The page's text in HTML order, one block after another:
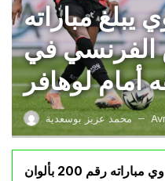
يبلغ مباراته
نيس الفرنسي في
أمام لوهافر
محمد عزيز بوسعدية —
بلغ الدولي الجزائري هشام بوداوي مباراته رقم 200 بألوان